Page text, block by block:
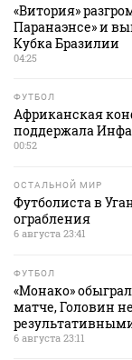
«Витория»
Паранаэнсе» и
Кубка Бразилии
04:25
ФУТБОЛ
Африканская
поддержала
00:52
ОСТАЛЬНОЙ МИР
Футболиста в
ограбления
6 августа 23:41
ФУТБОЛ
«Монако»
матче, Головин
6 августа 23:11